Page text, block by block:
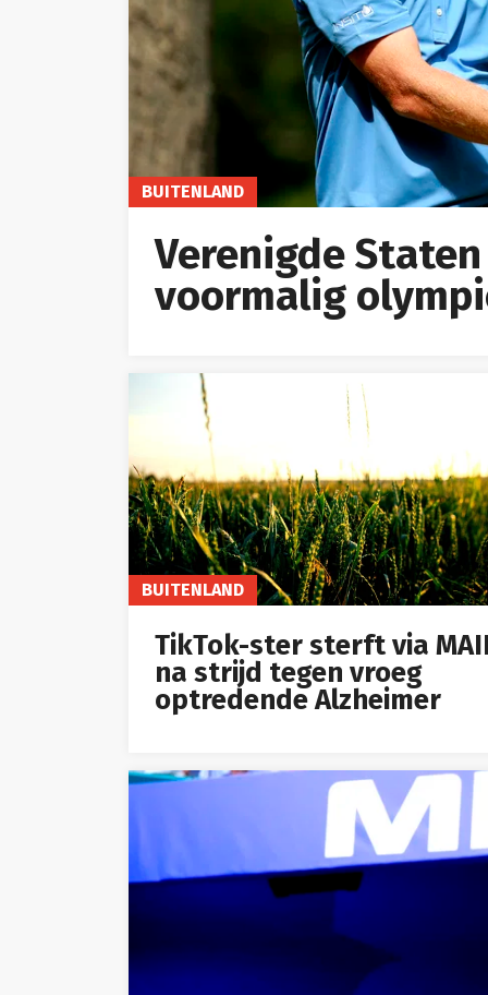
BUITENLAND
Verenigde
voormalig
BUITENLAND
TikTok-ster sterft via
na strijd tegen vroeg
optredende Alzheimer